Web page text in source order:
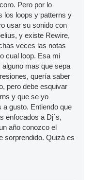
Pero por lo
los loops y patterns y
usar su sonido con
y existe Rewire,
veces las notas
cual loop. Esa mi
mas que sepa
quería saber
pero debe esquivar
y que se yo
gusto. Entiendo que
enfocados a Dj´s,
año conozco el
sorprendido. Quizá es